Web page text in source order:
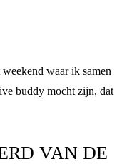
waar ik samen
buddy mocht zijn, dat
VAN DE